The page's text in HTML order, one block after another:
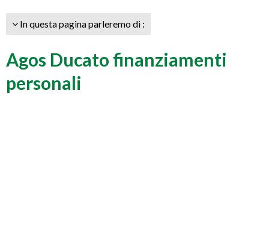
In questa pagina parleremo di :
Agos Ducato finanziamenti
personali